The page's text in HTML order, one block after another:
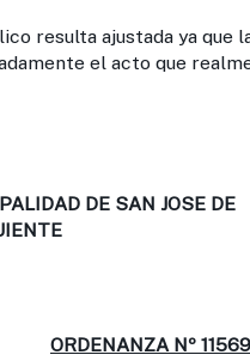
ajustada ya que
el acto que
DE SAN JOSE DE
ORDENANZA Nº